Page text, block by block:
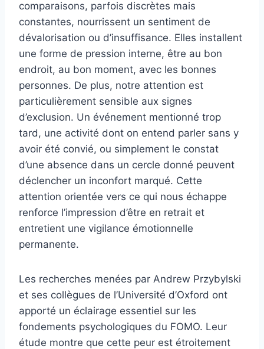
comparaisons, parfois discrètes mais
constantes, nourrissent un sentiment de
dévalorisation ou d’insuffisance. Elles installent
une forme de pression interne, être au bon
endroit, au bon moment, avec les bonnes
personnes. De plus, notre attention est
particulièrement sensible aux signes
d’exclusion. Un événement mentionné trop
tard, une activité dont on entend parler sans y
avoir été convié, ou simplement le constat
d’une absence dans un cercle donné peuvent
déclencher un inconfort marqué. Cette
attention orientée vers ce qui nous échappe
renforce l’impression d’être en retrait et
entretient une vigilance émotionnelle
permanente.
Les recherches menées par Andrew Przybylski
et ses collègues de l’Université d’Oxford ont
apporté un éclairage essentiel sur les
fondements psychologiques du FOMO. Leur
étude montre que cette peur est étroitement